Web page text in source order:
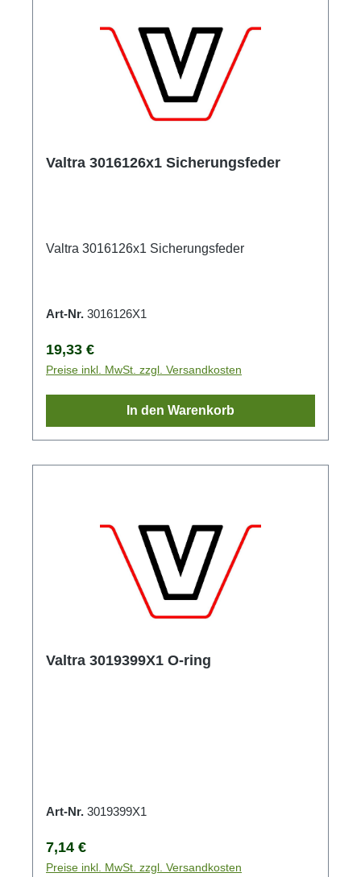
Valtra 3016126x1 Sicherungsfeder
Valtra 3016126x1 Sicherungsfeder
Art-Nr. 3016126X1
Regulärer Preis:
19,33 €
Preise inkl. MwSt. zzgl. Versandkosten
In den Warenkorb
Valtra 3019399X1 O-ring
Art-Nr. 3019399X1
Regulärer Preis:
7,14 €
Preise inkl. MwSt. zzgl. Versandkosten